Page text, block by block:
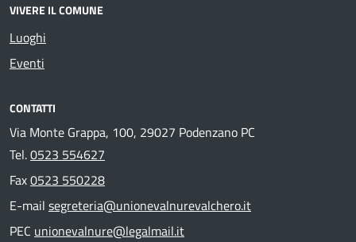
VIVERE IL COMUNE
Luoghi
Eventi
CONTATTI
Via Monte Grappa, 100, 29027 Podenzano PC
Tel.0523 554627
Fax0523 550228
E-mail segreteria@unionevalnurevalchero.it
PEC unionevalnure@legalmail.it